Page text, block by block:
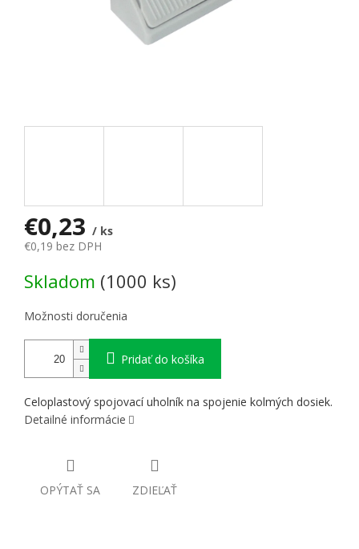
€0,23 / ks
€0,19 bez DPH
Skladom (1000 ks)
Možnosti doručenia
Pridať do košíka
Celoplastový spojovací uholník na spojenie kolmých dosiek.
Detailné informácie
OPÝTAŤ SA ZDIEĽAŤ